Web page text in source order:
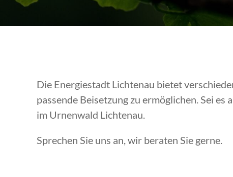
Die Energiestadt Lichtenau bietet
passende Beisetzung zu ermöglichen. Sei
im Urnenwald Lichtenau.
Sprechen Sie uns an, wir beraten Sie gerne.